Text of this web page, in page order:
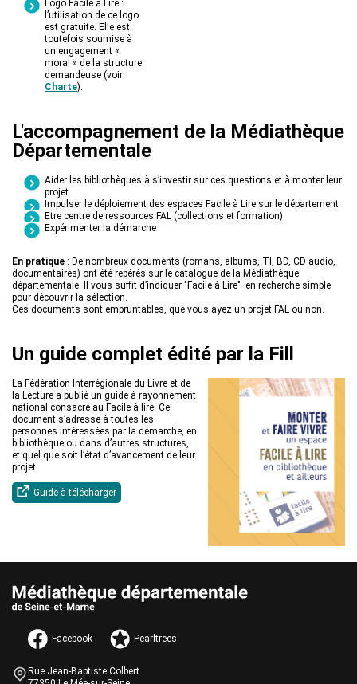
Logo Facile à Lire :
l’utilisation de ce logo
est gratuite. Elle est
toutefois soumise à
un engagement «
moral » de la structure
demandeuse (voir
Charte).
L'accompagnement de la Médiathèque
Départementale
Aider les bibliothèques à s’investir sur ces questions et à monter leur
projet
Impulser le déploiement des espaces Facile à Lire sur le département
Etre centre de ressources FAL (collections et formation)
Expérimenter la démarche
En pratique : De nombreux documents (romans, albums, TI, BD, CD audio,
documentaires) ont été repérés sur le catalogue de la Médiathèque
départementale. Il vous suffit d’indiquer "Facile à Lire" en recherche simple
pour découvrir la sélection.
Ces documents sont empruntables, que vous ayez un projet FAL ou non.
Un guide complet édité par la Fill
La Fédération Interrégionale du Livre et de
la Lecture a publié un guide à rayonnement
national consacré au Facile à lire. Ce
document s’adresse à toutes les
personnes intéressées par la démarche, en
bibliothèque ou dans d’autres structures,
et quel que soit l’état d’avancement de leur
projet.
Guide à télécharger
AUTRES INFORMATIONS ET MENTIONS LÉGALES
Facebook Pearltrees
Bloc
Informations de contact
Rue Jean-Baptiste Colbert